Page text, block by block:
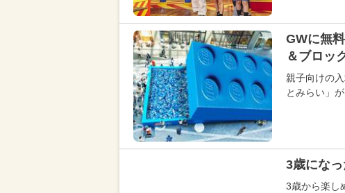
GWに無
＆ブロッ
親子向けの
とみらい」
3歳にな
3歳から楽し